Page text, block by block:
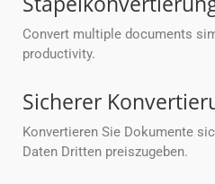
Convert multiple documents
productivity.
Sicherer
Konvertieren Sie Dokumente
Daten Dritten preiszugeben.